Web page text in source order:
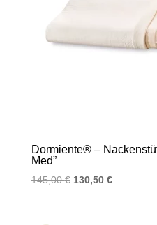
Dormiente® –
Med”
145,00€ Ursprünglicher
130,50 €Aktueller